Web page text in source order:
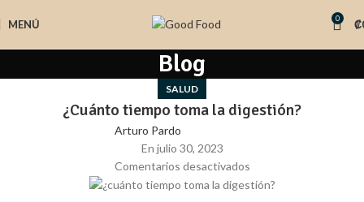
MENÚ 0 ₡
Blog
SALUD
¿Cuánto tiempo toma la digestión?
Arturo Pardo
En julio 30, 2023
Comentarios desactivados